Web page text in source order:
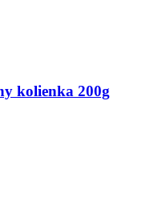
kolienka 200g